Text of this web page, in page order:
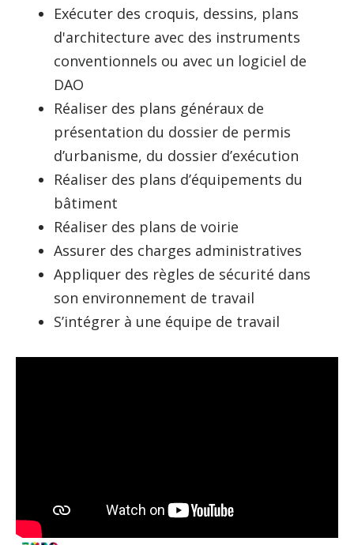
Exécuter des croquis, dessins, plans
d'architecture avec des instruments
conventionnels ou avec un logiciel de
DAO
Réaliser des plans généraux de
présentation du dossier de permis
d’urbanisme, du dossier d’exécution
Réaliser des plans d’équipements du
bâtiment
Réaliser des plans de voirie
Assurer des charges administratives
Appliquer des règles de sécurité dans
son environnement de travail
S’intégrer à une équipe de travail